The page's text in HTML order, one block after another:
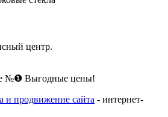
центр.
№❶ Выгодные цены!
и продвижение сайта - интернет-